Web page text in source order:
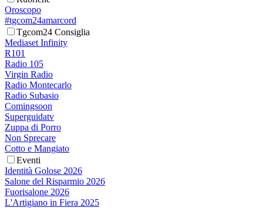
Oroscopo
#tgcom24amarcord
Tgcom24 Consiglia
Mediaset Infinity
R101
Radio 105
Virgin Radio
Radio Montecarlo
Radio Subasio
Comingsoon
Superguidatv
Zuppa di Porro
Non Sprecare
Cotto e Mangiato
Eventi
Identità Golose 2026
Salone del Risparmio 2026
Fuorisalone 2026
L'Artigiano in Fiera 2025